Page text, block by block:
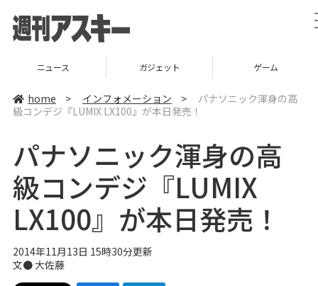
ニュース ガジェット ゲーム
home > インフォメーション >
パナソニック渾身の高
級コンデジ『LUMIX LX100』が本日発売！
パナソニック渾身の高
級コンデジ『LUMIX
LX100』が本日発売！
2014年11月13日 15時30分更新
文●大佐藤